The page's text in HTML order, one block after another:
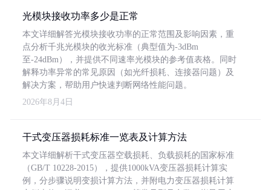
光模块接收功率多少是正常
本文详细解答光模块接收功率的正常范围及影响因素，重
点分析千兆光模块的收光标准（典型值为-3dBm
至-24dBm），并提供不同速率光模块的参考值表格。同时
解释功率异常的常见原因（如光纤损耗、连接器问题）及
解决方案，帮助用户快速判断网络性能问题。
2026年8月4日
干式变压器损耗标准一览表及计算方法
本文详细解析干式变压器空载损耗、负载损耗的国家标准
（GB/T 10228-2015），提供1000kVA变压器损耗计算实
例，分步骤说明变损计算方法，并附电力变压器损耗计算